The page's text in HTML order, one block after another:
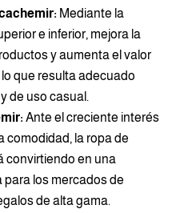
Mediante la
e inferior, mejora la
y aumenta el valor
que resulta adecuado
de uso casual.
Ante el creciente interés
comodidad, la ropa de
convirtiendo en una
los mercados de
de alta gama.